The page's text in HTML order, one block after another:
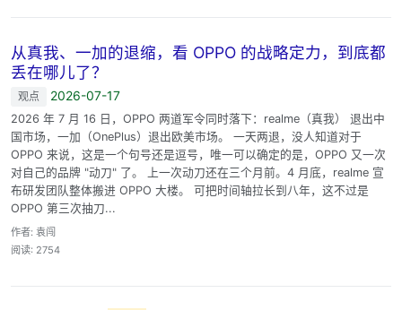
从真我、一加的退缩，看 OPPO 的战略定力，到底都
丢在哪儿了？
观点 2026-07-17
2026 年 7 月 16 日，OPPO 两道军令同时落下：realme（真我） 退出中
国市场，一加（OnePlus）退出欧美市场。 一天两退，没人知道对于
OPPO 来说，这是一个句号还是逗号，唯一可以确定的是，OPPO 又一次
对自己的品牌 "动刀" 了。 上一次动刀还在三个月前。4 月底，realme 宣
布研发团队整体搬进 OPPO 大楼。 可把时间轴拉长到八年，这不过是
OPPO 第三次抽刀...
作者: 袁闯
阅读: 2754